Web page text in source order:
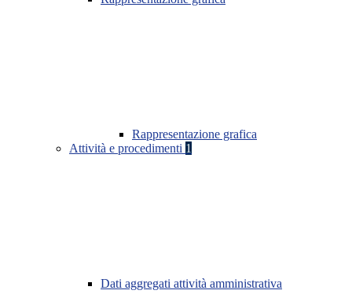
Rappresentazione grafica
Attività e procedimenti 1
Dati aggregati attività amministrativa